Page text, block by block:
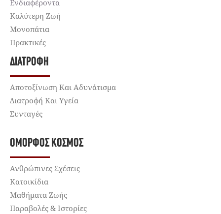
Ενδιαφέροντα
Καλύτερη Ζωή
Μονοπάτια
Πρακτικές
ΔΙΑΤΡΟΦΉ
Αποτοξίνωση Και Αδυνάτισμα
Διατροφή Και Υγεία
Συνταγές
ΌΜΟΡΦΟΣ ΚΌΣΜΟΣ
Ανθρώπινες Σχέσεις
Κατοικίδια
Μαθήματα Ζωής
Παραβολές & Ιστορίες